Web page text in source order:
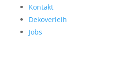
Kontakt
Dekoverleih
Jobs